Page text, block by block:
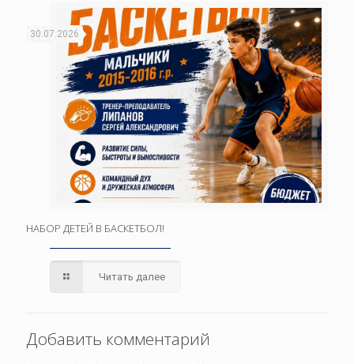
30.07.2026
НАБОР ДЕТЕЙ В БАСКЕТБОЛ!
Читать далее
Добавить комментарий